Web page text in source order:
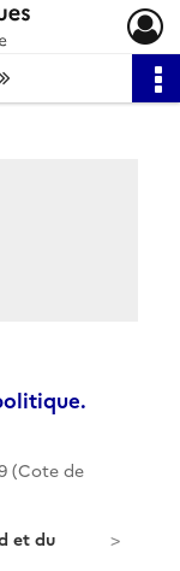
suivante : 1/7
(Cote de
et du